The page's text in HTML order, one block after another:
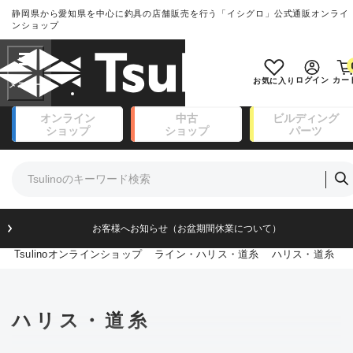
静岡県から愛知県を中心に釣具の店舗販売を行う「イシグロ」公式通販オンライ
ンショップ
お気に入り ログイン カー
オンライン
ショップ
中古
ショップ
ビルディング
パーツ
お客様へお知らせ（お盆期間休業について）
Tsulinoオンラインショップ ライン・ハリス・道糸 ハリス・道糸
フリーワード
商品カテゴリ
リール・カスタムパーツ(14)
ルアー・エギ(171)
フィッシングアパレル(174)
針・仕掛(156)
ボックス・ケース・バッカン(49)
アウトドア(16)
ランクとは？
良
SA
新古品（メーカー問屋から仕入れ
た未使用品）
※店頭展示時の置き傷が付いているも
のも含む
傷が極めて少ない極上品
ハリス・道糸